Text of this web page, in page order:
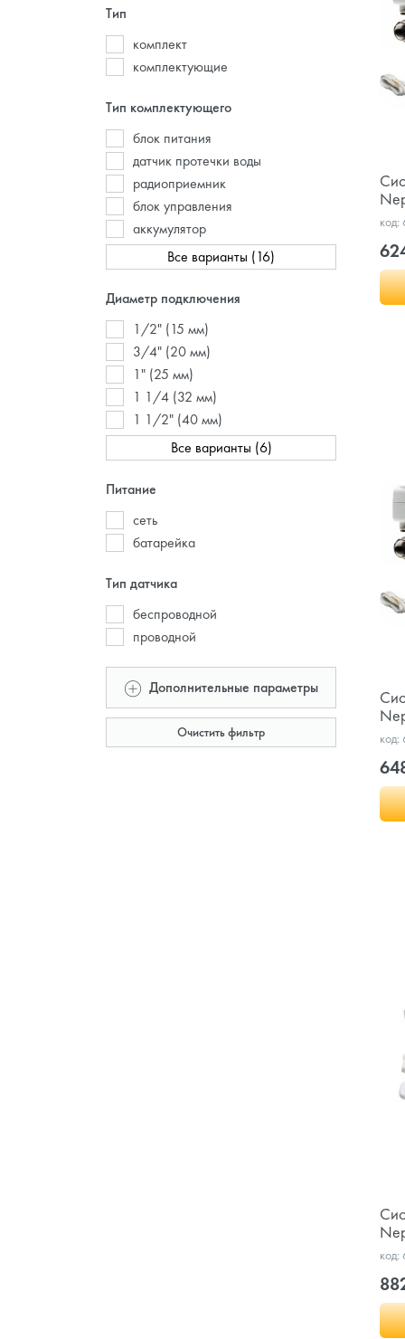
Тип
комплект
комплектующие
Тип комплектующего
блок питания
датчик протечки воды
радиоприемник
блок управления
аккумулятор
Все варианты (16)
Диаметр подключения
1/2" (15 мм)
3/4" (20 мм)
1" (25 мм)
1 1/4 (32 мм)
1 1/2" (40 мм)
Все варианты (6)
Питание
сеть
батарейка
Тип датчика
беспроводной
проводной
Дополнительные параметры
Очистить фильтр